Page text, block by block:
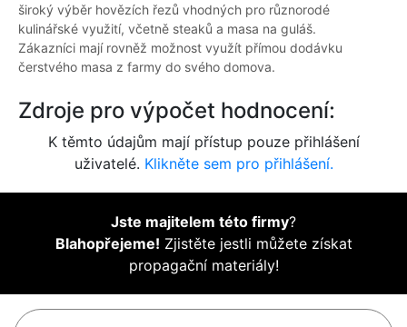
široký výběr hovězích řezů vhodných pro různorodé
kulinářské využití, včetně steaků a masa na guláš.
Zákazníci mají rovněž možnost využít přímou dodávku
čerstvého masa z farmy do svého domova.
Zdroje pro výpočet hodnocení:
K těmto údajům mají přístup pouze přihlášení
uživatelé. Klikněte sem pro přihlášení.
Jste majitelem této firmy?
Blahopřejeme! Zjistěte jestli můžete získat
propagační materiály!